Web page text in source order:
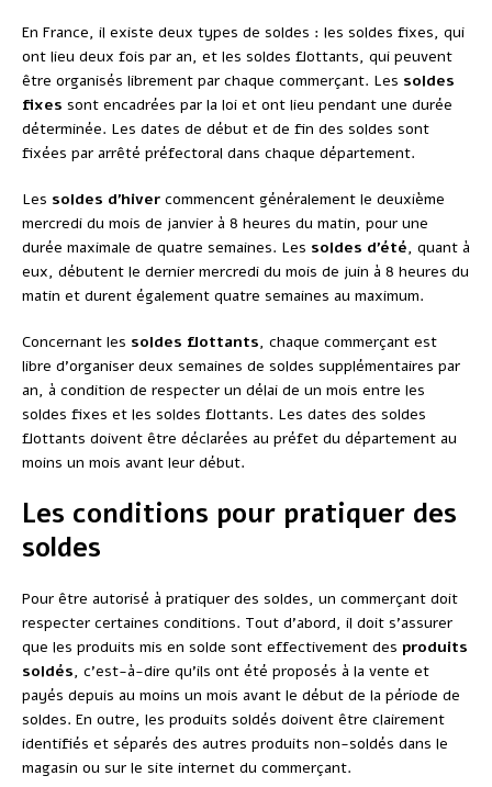
En France, il existe deux types de soldes : les soldes fixes, qui
ont lieu deux fois par an, et les soldes flottants, qui peuvent
être organisés librement par chaque commerçant. Les soldes
fixes sont encadrées par la loi et ont lieu pendant une durée
déterminée. Les dates de début et de fin des soldes sont
fixées par arrêté préfectoral dans chaque département.
Les soldes d’hiver commencent généralement le deuxième
mercredi du mois de janvier à 8 heures du matin, pour une
durée maximale de quatre semaines. Les soldes d’été, quant à
eux, débutent le dernier mercredi du mois de juin à 8 heures du
matin et durent également quatre semaines au maximum.
Concernant les soldes flottants, chaque commerçant est
libre d’organiser deux semaines de soldes supplémentaires par
an, à condition de respecter un délai de un mois entre les
soldes fixes et les soldes flottants. Les dates des soldes
flottants doivent être déclarées au préfet du département au
moins un mois avant leur début.
Les conditions pour pratiquer des
soldes
Pour être autorisé à pratiquer des soldes, un commerçant doit
respecter certaines conditions. Tout d’abord, il doit s’assurer
que les produits mis en solde sont effectivement des produits
soldés, c’est-à-dire qu’ils ont été proposés à la vente et
payés depuis au moins un mois avant le début de la période de
soldes. En outre, les produits soldés doivent être clairement
identifiés et séparés des autres produits non-soldés dans le
magasin ou sur le site internet du commerçant.